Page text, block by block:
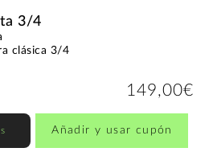
3/4
clásica 3/4
149,00€
Añadir y usar cupón